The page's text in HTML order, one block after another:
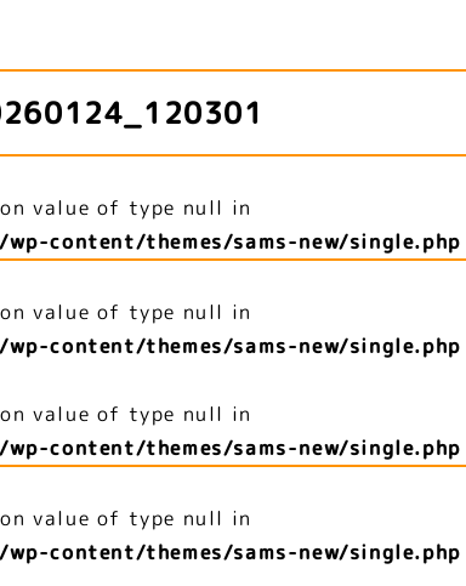
value of type null in
content/themes/sams-new/single.php
value of type null in
content/themes/sams-new/single.php
value of type null in
content/themes/sams-new/single.php
value of type null in
content/themes/sams-new/single.php